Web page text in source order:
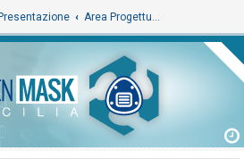
Presentazione Area Progettuale